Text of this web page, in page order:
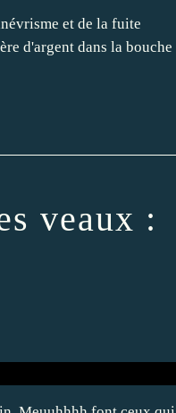
et de la fuite
d'argent dans la bouche
veaux :